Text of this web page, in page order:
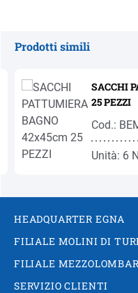
Prodotti simili
SACCHI
25 PEZZI
Cod.:
Unità: 6
HEADQUARTER EGNA
FILIALE MOLINI DI
FILIALE
SERVIZIO CLIENTI